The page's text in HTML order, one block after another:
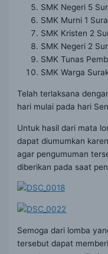
SMK Negeri 5
SMK Murni 1
SMK Kristen 2
SMK Negeri 2
SMK Tunas
SMK Warga
Telah terlaksana
hari mulai pada hari
Untuk hasil dari mata
dapat diumumkan
agar pengumuman
diberikan pada saat
Semoga dari lomba
tersebut dapat